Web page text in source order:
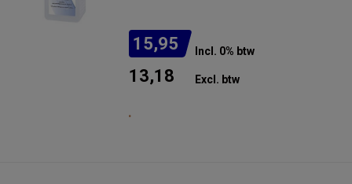
15,95 Incl. 0% btw
13,18 Excl. btw
.